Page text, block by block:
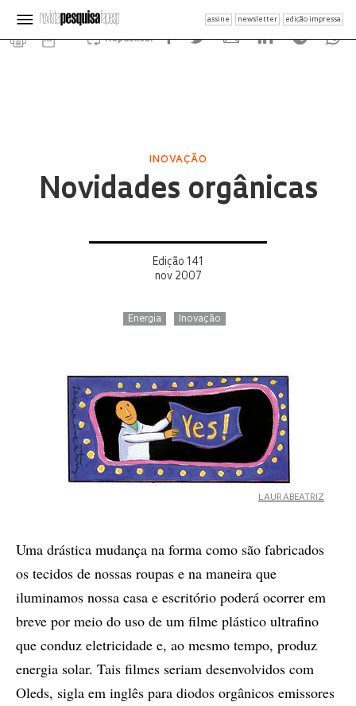
assine newsletter edição impressa
Republicar
INOVAÇÃO
Novidades orgânicas
Edição 141
nov 2007
Energia Inovação
LAURABEATRIZ
Uma drástica mudança na forma como são fabricados
os tecidos de nossas roupas e na maneira que
iluminamos nossa casa e escritório poderá ocorrer em
breve por meio do uso de um filme plástico ultrafino
que conduz eletricidade e, ao mesmo tempo, produz
energia solar. Tais filmes seriam desenvolvidos com
Oleds, sigla em inglês para diodos orgânicos emissores